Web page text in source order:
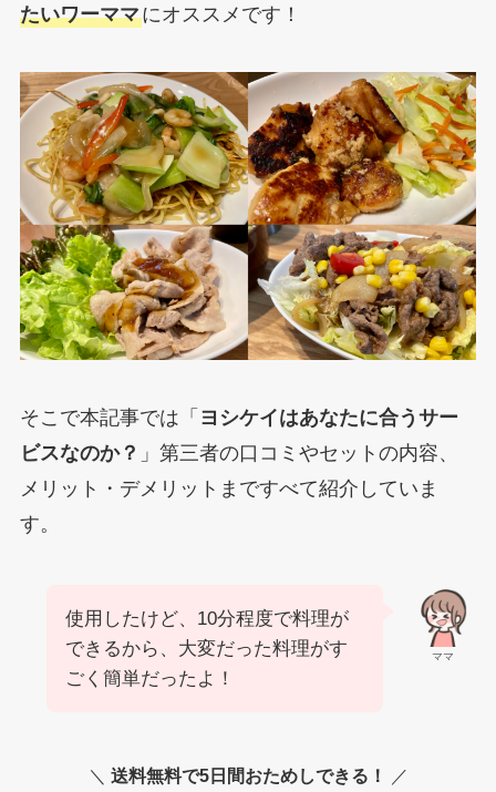
たいワーママにオススメです！
そこで本記事では「 ヨシケイはあなたに合うサー
ビスなのか？ 」第三者の口コミやセットの内容、
メリット・デメリットまですべて紹介していま
す。
ママ
使用したけど、10分程度で料理が
できるから、大変だった料理がす
ごく簡単だったよ！
＼ 送料無料で5日間おためしできる！ ／